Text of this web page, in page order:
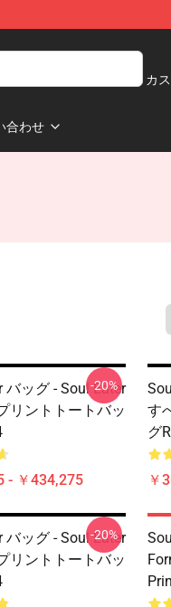
カ
合わせ
バッグ - Soul Eater
リントトートバッ
- ￥434,275
-20%
す
グ
￥
バッグ - Soul Eater
リントトートバッ
-20%